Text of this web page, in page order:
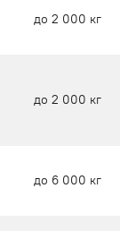
до 2 000 кг
до 2 000 кг
до 6 000 кг